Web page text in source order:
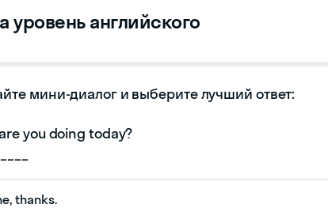
уровень английского
мини-диалог и выберите лучший ответ:
thanks.